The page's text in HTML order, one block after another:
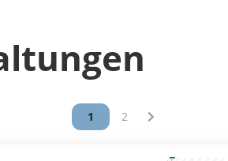
Vous êtes sur la page
1 Vous êtes sur la page
2